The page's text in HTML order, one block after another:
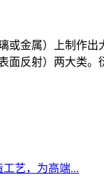
金属）上制作出
反射）两大类
艺，为高端...